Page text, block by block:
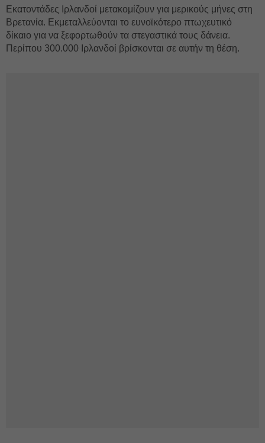
Εκατοντάδες Ιρλανδοί μετακομίζουν για μερικούς μήνες στη
Βρετανία. Εκμεταλλεύονται το ευνοϊκότερο πτωχευτικό
δίκαιο για να ξεφορτωθούν τα στεγαστικά τους δάνεια.
Περίπου 300.000 Ιρλανδοί βρίσκονται σε αυτήν τη θέση.